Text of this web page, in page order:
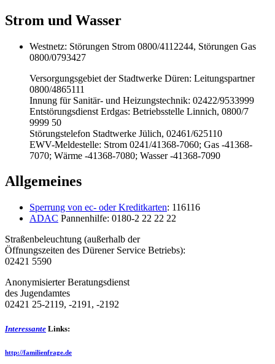
Strom und Wasser
Westnetz: Störungen Strom 0800/4112244, Störungen Gas
0800/0793427
Versorgungsgebiet der Stadtwerke Düren: Leitungspartner
0800/4865111
Innung für Sanitär- und Heizungstechnik: 02422/9533999
Entstörungsdienst Erdgas: Betriebsstelle Linnich, 0800/7
9999 50
Störungstelefon Stadtwerke Jülich, 02461/625110
EWV-Meldestelle: Strom 0241/41368-7060; Gas -41368-
7070; Wärme -41368-7080; Wasser -41368-7090
Allgemeines
Sperrung von ec- oder Kreditkarten: 116116
ADAC Pannenhilfe: 0180-2 22 22 22
Straßenbeleuchtung (außerhalb der
Öffnungszeiten des Dürener Service Betriebs):
02421 5590
Anonymisierter Beratungsdienst
des Jugendamtes
02421 25-2119, -2191, -2192
Interessante Links:
http://familienfrage.de